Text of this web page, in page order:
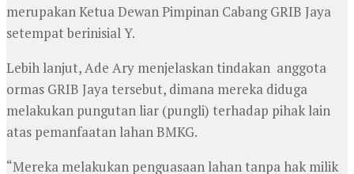
merupakan Ketua Dewan Pimpinan Cabang GRIB Jaya
setempat berinisial Y.
Lebih lanjut, Ade Ary menjelaskan tindakan anggota
ormas GRIB Jaya tersebut, dimana mereka diduga
melakukan pungutan liar (pungli) terhadap pihak lain
atas pemanfaatan lahan BMKG.
“Mereka melakukan penguasaan lahan tanpa hak milik